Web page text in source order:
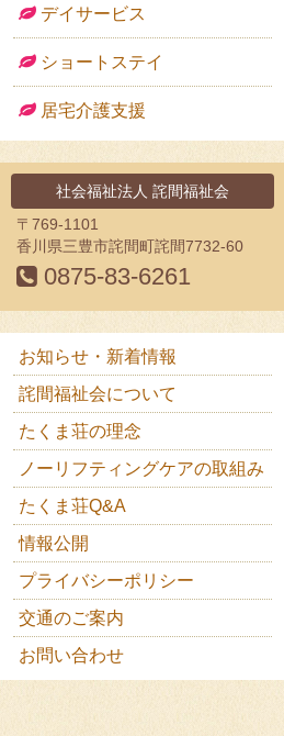
デイサービス
ショートステイ
居宅介護支援
社会福祉法人 詫間福祉会
〒769-1101
香川県三豊市詫間町詫間7732-60
0875-83-6261
サブメニュー
お知らせ・新着情報
詫間福祉会について
たくま荘の理念
ノーリフティングケアの取組み
たくま荘Q&A
情報公開
プライバシーポリシー
交通のご案内
お問い合わせ